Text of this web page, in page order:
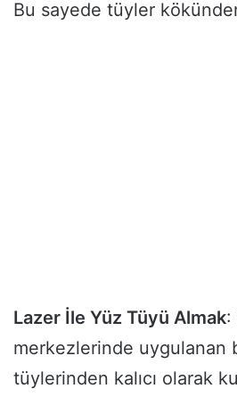
Bu sayede tüyler
Lazer İle Yüz Tüyü Almak:
merkezlerinde uygulanan
tüylerinden kalıcı olarak